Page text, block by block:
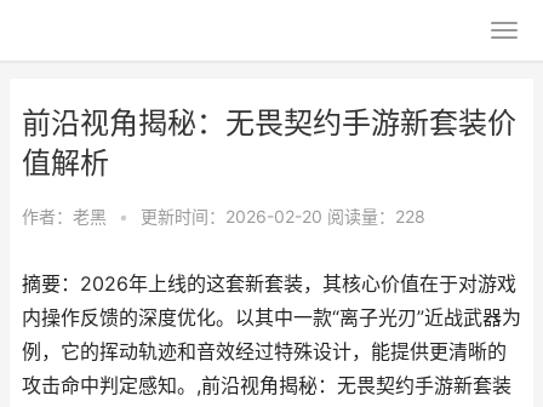
前沿视角揭秘：无畏契约手游新套装价
值解析
作者： 老黑 • 更新时间：2026-02-20 阅读量：228
摘要：2026年上线的这套新套装，其核心价值在于对游戏
内操作反馈的深度优化。以其中一款“离子光刃”近战武器为
例，它的挥动轨迹和音效经过特殊设计，能提供更清晰的
攻击命中判定感知。,前沿视角揭秘：无畏契约手游新套装